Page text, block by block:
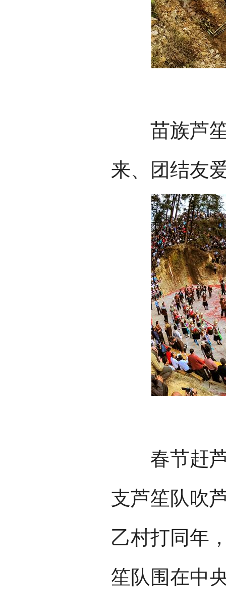
苗族芦笙
来、团结友
春节赶芦
支芦笙队吹
乙村打同年
笙队围在中